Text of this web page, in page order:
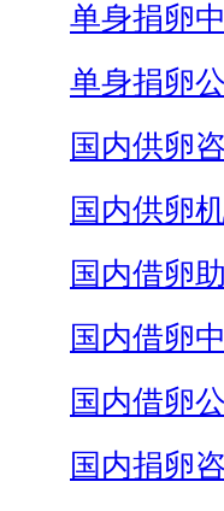
单身捐卵
单身捐卵
国内供卵
国内供卵
国内借卵
国内借卵
国内借卵
国内捐卵